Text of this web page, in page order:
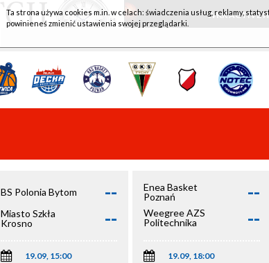
WKK ACTIVE
BS Polonia Bytom --
Miasto Szkła
Krosno
--
19.09, 15:00
Enea Basket
Poznań
--
Weegree AZS
Politechnika
--
19.09, 18:00
Ta strona używa cookies m.in. w celach: świadczenia usług, reklamy,
powinieneś zmienić ustawienia swojej przeglądarki.